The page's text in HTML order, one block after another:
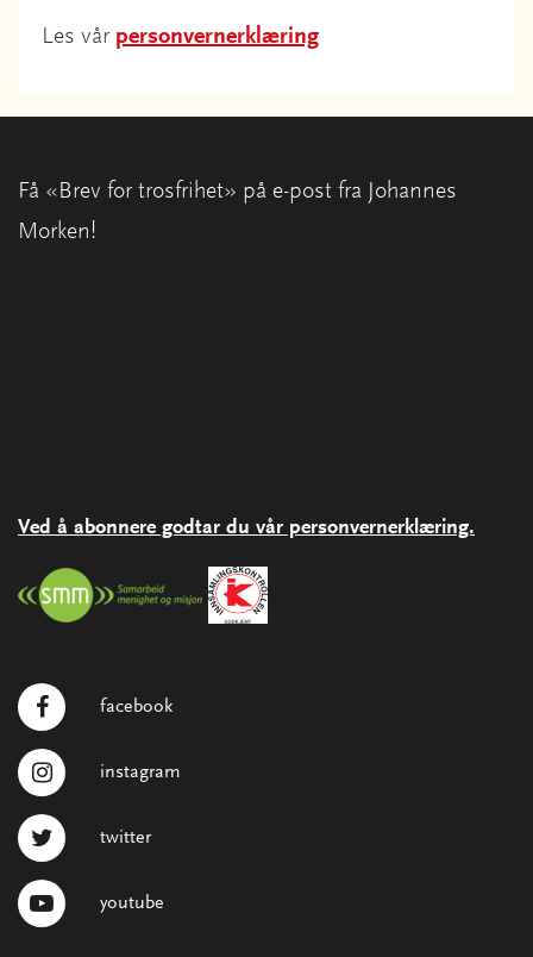
Les vår personvernerklæring
Få «Brev for trosfrihet» på e-post fra Johannes
Morken!
Ved å abonnere godtar du vår personvernerklæring.
facebook
instagram
twitter
youtube